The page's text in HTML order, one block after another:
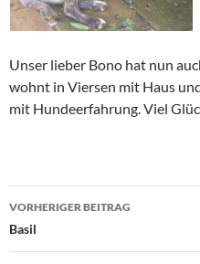
Unser lieber Bono hat nun
wohnt in Viersen mit Haus
mit Hundeerfahrung. Viel
Beitragsnavigation
VORHERIGER BEITRAG
Basil